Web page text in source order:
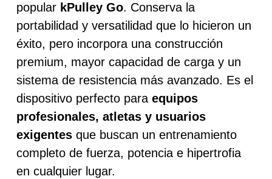
popular kPulley Go. Conserva la
portabilidad y versatilidad que lo hicieron un
éxito, pero incorpora una construcción
premium, mayor capacidad de carga y un
sistema de resistencia más avanzado. Es el
dispositivo perfecto paraequipos
profesionales, atletas y usuarios
exigentes que buscan un entrenamiento
completo de fuerza, potencia e hipertrofia
en cualquier lugar.